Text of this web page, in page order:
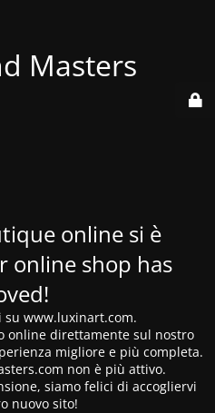
Masters
online si è
online shop has
www.luxinart.com.
online direttamente sul nostro
migliore e più completa.
non è più attivo.
siamo felici di accogliervi
nuovo sito!